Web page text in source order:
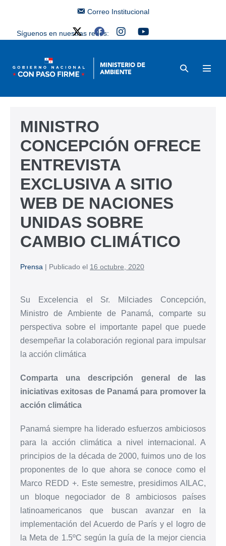
Correo Institucional
Síguenos en nuestras redes:
MINISTRO
CONCEPCIÓN OFRECE
ENTREVISTA
EXCLUSIVA A SITIO
WEB DE NACIONES
UNIDAS SOBRE
CAMBIO CLIMÁTICO
Prensa | Publicado el 16 octubre, 2020
Su Excelencia el Sr. Milciades Concepción,
Ministro de Ambiente de Panamá, comparte su
perspectiva sobre el importante papel que puede
desempeñar la colaboración regional para impulsar
la acción climática
Comparta una descripción general de las
iniciativas exitosas de Panamá para promover la
acción climática
Panamá siempre ha liderado esfuerzos ambiciosos
para la acción climática a nivel internacional. A
principios de la década de 2000, fuimos uno de los
proponentes de lo que ahora se conoce como el
Marco REDD +. Este semestre, presidimos AILAC,
un bloque negociador de 8 ambiciosos países
latinoamericanos que buscan avanzar en la
implementación del Acuerdo de París y el logro de
la Meta de 1.5ºC según la guía de la mejor ciencia